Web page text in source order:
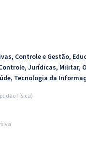
Controle e Gestão,
Jurídicas, Militar,
Tecnologia da
Física)